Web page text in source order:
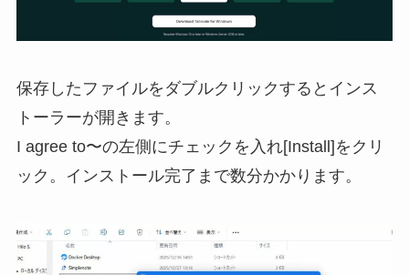
保存したファイルをダブルクリックするとインス
トーラーが開きます。
I agree to〜の左側にチェックを⼊れ[Install]をクリ
ック。インストール完了まで数分かかります。